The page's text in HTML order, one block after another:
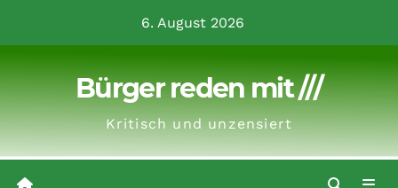
6. August 2026
Bürger reden mit ///
Kritisch und unzensiert